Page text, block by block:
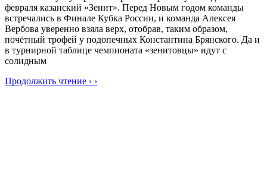
февраля казанский «Зенит». Перед Новым годом команды
встречались в Финале Кубка России, и команда Алексея
Вербова уверенно взяла верх, отобрав, таким образом,
почётный трофей у подопечных Константина Брянского. Да и
в турнирной таблице чемпионата «зенитовцы» идут с
солидным
Продолжить чтение › ›